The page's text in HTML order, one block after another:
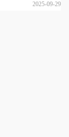
2025-09-29